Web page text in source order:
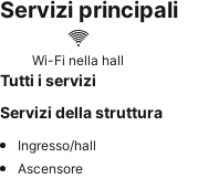
Servizi principali
Wi-Fi nella hall
Tutti i servizi
Servizi della struttura
Ingresso/hall
Ascensore